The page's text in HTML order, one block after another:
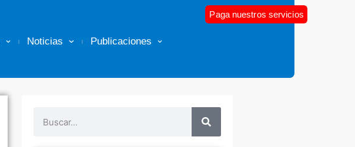
Noticias Publicaciones
Paga nuestros servicios